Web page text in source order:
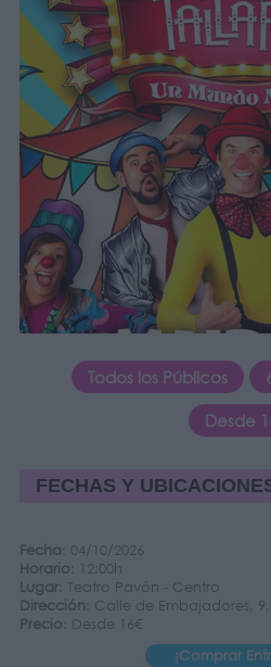
Todos los Públicos
Desde
FECHAS Y
Fecha : 04/10/2026
Horario : 12:00h
Lugar: Teatro Pavón - Centro
Dirección : Calle de Embajadores, 9,
Precio : Desde 16€
¡Comprar